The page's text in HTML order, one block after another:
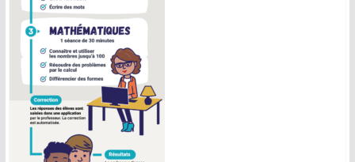
COMMUNAUTÉ
Groupes
Forum
Réseaux sociaux
Petites annonces